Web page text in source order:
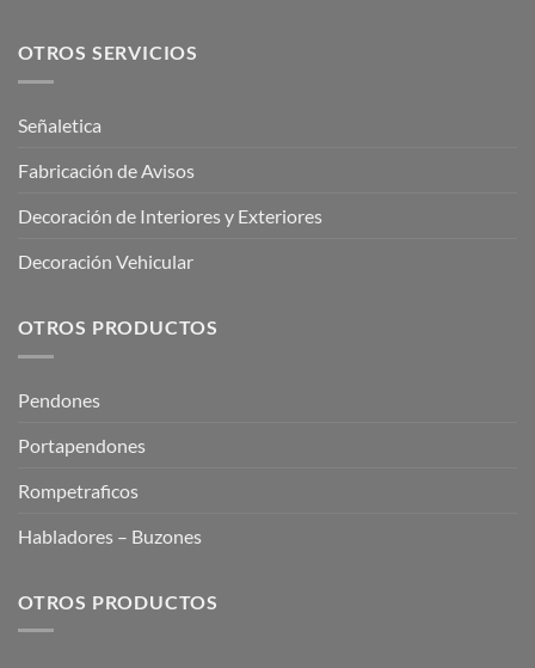
OTROS SERVICIOS
Señaletica
Fabricación de Avisos
Decoración de Interiores y Exteriores
Decoración Vehicular
OTROS PRODUCTOS
Pendones
Portapendones
Rompetraficos
Habladores – Buzones
OTROS PRODUCTOS